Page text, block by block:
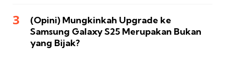
(Opini) Mungkinkah Upgrade ke
Samsung Galaxy S25 Merupakan Bukan
yang Bijak?